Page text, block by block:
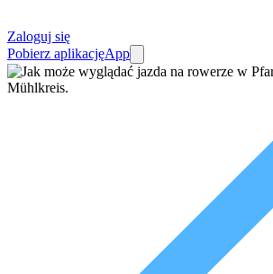
Zaloguj się
Pobierz aplikacjęApp